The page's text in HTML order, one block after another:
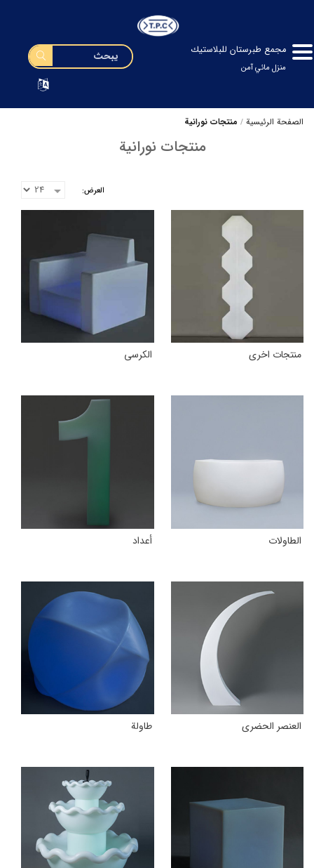
مجمع طبرستان للبلاستيك
منزل مائي آمن
الصفحة الرئيسية منتجات نورانیة
منتجات نورانیة
العرض:
منتجات اخرى الکرسی
الطاولات أعداد
العنصر الحضری طاولة